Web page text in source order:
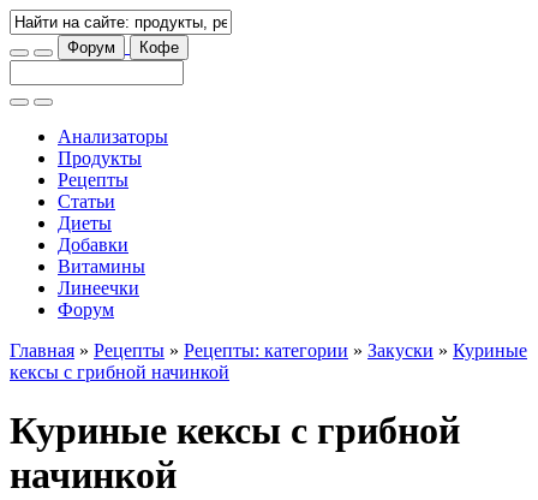
Форум Кофе
Анализаторы
Продукты
Рецепты
Статьи
Диеты
Добавки
Витамины
Линеечки
Форум
Главная » Рецепты » Рецепты: категории » Закуски » Куриные
кексы с грибной начинкой
Куриные кексы с грибной
начинкой